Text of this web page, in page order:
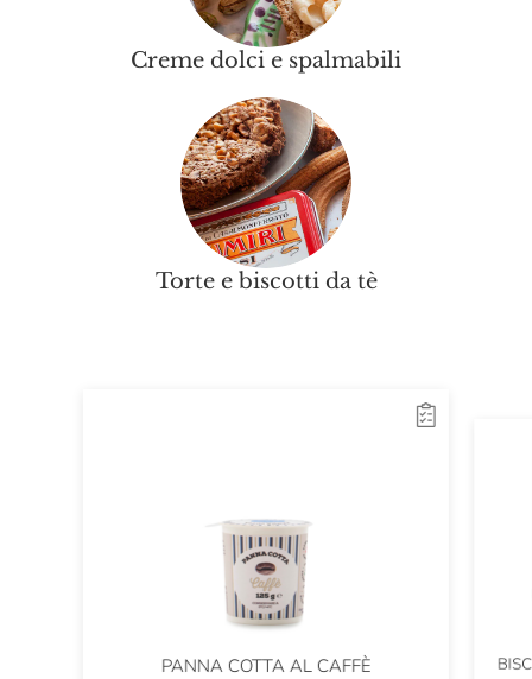
Creme dolci e spalmabili
Torte e biscotti da tè
PANNA COTTA AL CAFFÈ